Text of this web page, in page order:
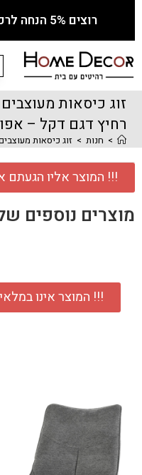
רוצים 5% הנחה לרכישה הראשונה? לחצו כאן!
זוג כיסאות
רחיץ דגם דקל –
> חנות > זוג כיסאות
!!! המוצר אליו הגעתם
מוצרים נוספים
!!! המוצר אינו